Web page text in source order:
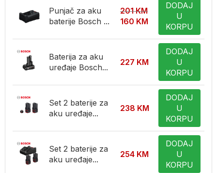
Punjač za aku
baterije Bosch ...
201KM
160 KM
DODAJ
U
KORPU
Baterija za aku
uređaje Bosch...
227 KM
DODAJ
U
KORPU
Set 2 baterije za
aku uređaje...
238 KM
DODAJ
U
KORPU
Set 2 baterije za
aku uređaje...
254 KM
DODAJ
U
KORPU